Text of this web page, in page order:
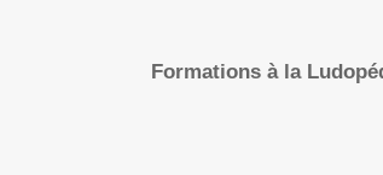
Formations à la